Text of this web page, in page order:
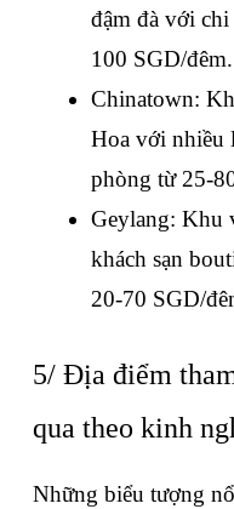
đậm đà với
100 SGD/đêm.
Chinatown:
Hoa với nhiều
phòng từ 25-
Geylang: Khu
khách sạn
20-70 SGD/
5/ Địa điểm
qua theo kinh
Những biểu tượng